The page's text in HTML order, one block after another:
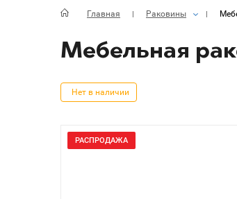
Главная Раковины
Мебельная
Нет в наличии
РАСПРОДАЖА